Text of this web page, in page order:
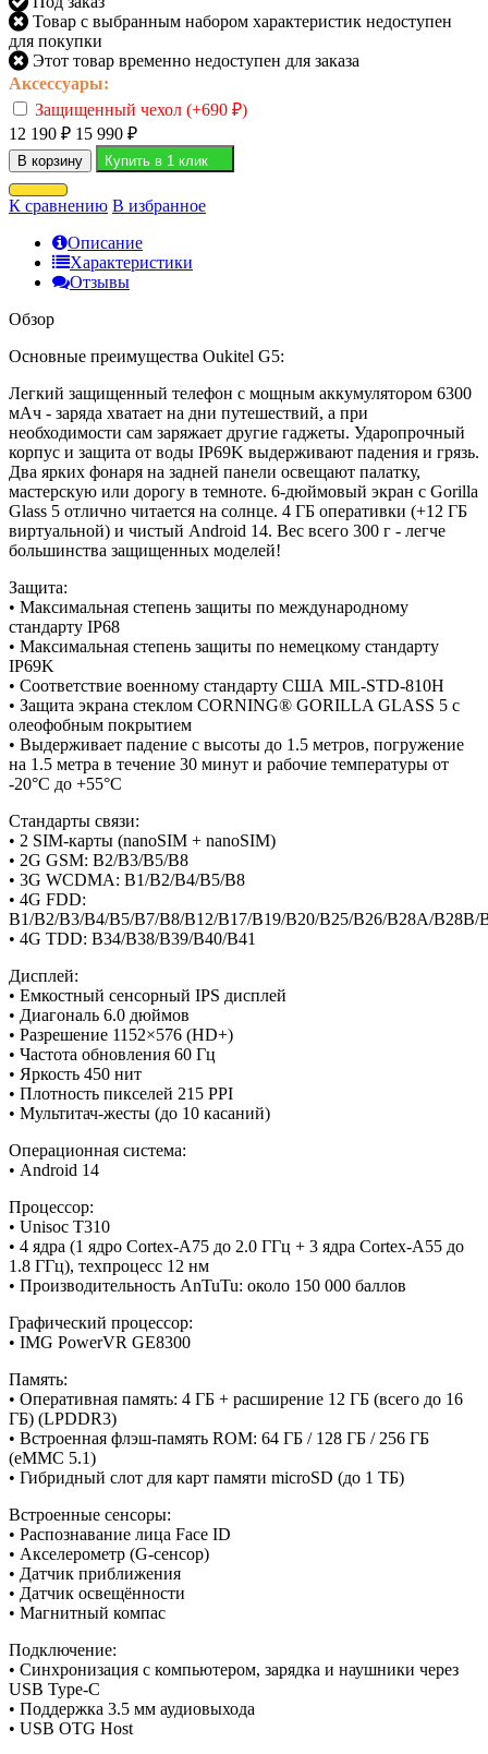
Товар с выбранным набором характеристик недоступен
для покупки
Этот товар временно недоступен для заказа
Аксессуары:
Защищенный чехол (+690 ₽)
12 190 ₽ 15 990 ₽
В корзину Купить в 1 клик
К сравнению В избранное
Описание
Характеристики
Отзывы
Обзор
Основные преимущества Oukitel G5:
Легкий защищенный телефон с мощным аккумулятором 6300
мАч - заряда хватает на дни путешествий, а при
необходимости сам заряжает другие гаджеты. Ударопрочный
корпус и защита от воды IP69K выдерживают падения и грязь.
Два ярких фонаря на задней панели освещают палатку,
мастерскую или дорогу в темноте. 6-дюймовый экран с Gorilla
Glass 5 отлично читается на солнце. 4 ГБ оперативки (+12 ГБ
виртуальной) и чистый Android 14. Вес всего 300 г - легче
большинства защищенных моделей!
Защита:
• Максимальная степень защиты по международному
стандарту IP68
• Максимальная степень защиты по немецкому стандарту
IP69K
• Соответствие военному стандарту США MIL-STD-810H
• Защита экрана стеклом CORNING® GORILLA GLASS 5 с
олеофобным покрытием
• Выдерживает падение с высоты до 1.5 метров, погружение
на 1.5 метра в течение 30 минут и рабочие температуры от
-20°C до +55°C
Стандарты связи:
• 2 SIM-карты (nanoSIM + nanoSIM)
• 2G GSM: B2/B3/B5/B8
• 3G WCDMA: B1/B2/B4/B5/B8
• 4G FDD:
B1/B2/B3/B4/B5/B7/B8/B12/B17/B19/B20/B25/B26/B28A/B28B/
• 4G TDD: B34/B38/B39/B40/B41
Дисплей:
• Емкостный сенсорный IPS дисплей
• Диагональ 6.0 дюймов
• Разрешение 1152×576 (HD+)
• Частота обновления 60 Гц
• Яркость 450 нит
• Плотность пикселей 215 PPI
• Мультитач-жесты (до 10 касаний)
Операционная система:
• Android 14
Процессор:
• Unisoc T310
• 4 ядра (1 ядро Cortex-A75 до 2.0 ГГц + 3 ядра Cortex-A55 до
1.8 ГГц), техпроцесс 12 нм
• Производительность AnTuTu: около 150 000 баллов
Графический процессор:
• IMG PowerVR GE8300
Память:
• Оперативная память: 4 ГБ + расширение 12 ГБ (всего до 16
ГБ) (LPDDR3)
• Встроенная флэш-память ROM: 64 ГБ / 128 ГБ / 256 ГБ
(eMMC 5.1)
• Гибридный слот для карт памяти microSD (до 1 ТБ)
Встроенные сенсоры:
• Распознавание лица Face ID
• Акселерометр (G-сенсор)
• Датчик приближения
• Датчик освещённости
• Магнитный компас
Подключение:
• Синхронизация с компьютером, зарядка и наушники через
USB Type-C
• Поддержка 3.5 мм аудиовыхода
• USB OTG Host